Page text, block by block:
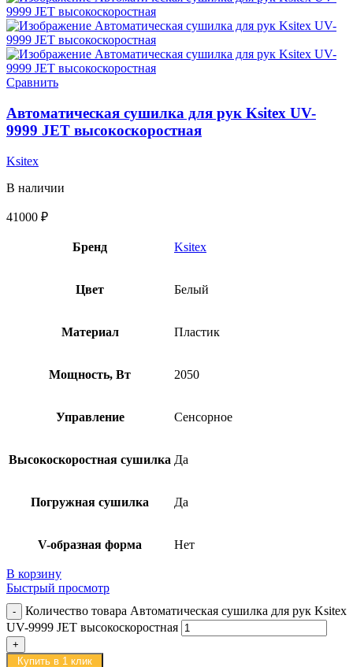
Сравнить
Автоматическая сушилка для рук Ksitex UV-
9999 JET высокоскоростная
Ksitex
В наличии
41000 ₽
Бренд Ksitex
Цвет Белый
Материал Пластик
Мощность, Вт 2050
Управление Сенсорное
Высокоскоростная сушилка Да
Погружная сушилка Да
V-образная форма Нет
В корзину
Быстрый просмотр
Количество товара Автоматическая сушилка для рук Ksitex
UV-9999 JET высокоскоростная
Купить в 1 клик